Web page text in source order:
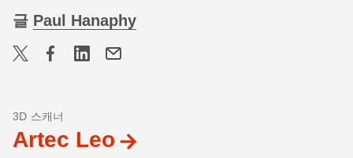
글 Paul Hanaphy
3D 스캐너
Artec Leo